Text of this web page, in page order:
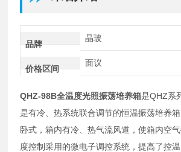
品牌
晶玻
价格区间
面议
QHZ-98B全温度光照振荡培养箱是QHZ系
是有冷、热系统联合调节的恒温振荡培养
卧式，箱内有冷、热气流风道，使箱内空
度控制采用的微电子调控系统，提高了控